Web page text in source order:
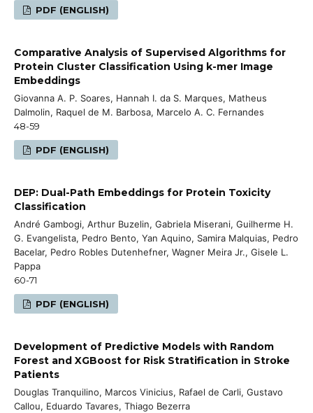
PDF (ENGLISH)
Comparative Analysis of Supervised Algorithms for
Protein Cluster Classification Using k-mer Image
Embeddings
Giovanna A. P. Soares, Hannah I. da S. Marques, Matheus
Dalmolin, Raquel de M. Barbosa, Marcelo A. C. Fernandes
48-59
PDF (ENGLISH)
DEP: Dual-Path Embeddings for Protein Toxicity
Classification
André Gambogi, Arthur Buzelin, Gabriela Miserani, Guilherme H.
G. Evangelista, Pedro Bento, Yan Aquino, Samira Malquias, Pedro
Bacelar, Pedro Robles Dutenhefner, Wagner Meira Jr., Gisele L.
Pappa
60-71
PDF (ENGLISH)
Development of Predictive Models with Random
Forest and XGBoost for Risk Stratification in Stroke
Patients
Douglas Tranquilino, Marcos Vinicius, Rafael de Carli, Gustavo
Callou, Eduardo Tavares, Thiago Bezerra